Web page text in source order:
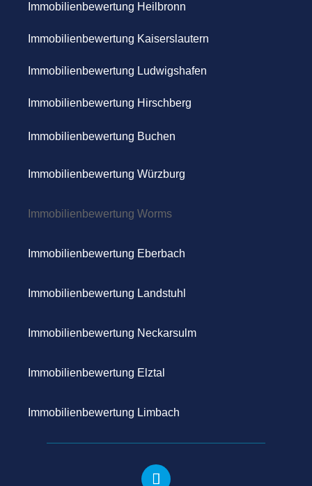
Immobilienbewertung Heilbronn
Immobilienbewertung Kaiserslautern
Immobilienbewertung Ludwigshafen
Immobilienbewertung Hirschberg
Immobilienbewertung Buchen
Immobilienbewertung Würzburg
Immobilienbewertung Worms
Immobilienbewertung Eberbach
Immobilienbewertung Landstuhl
Immobilienbewertung Neckarsulm
Immobilienbewertung Elztal
Immobilienbewertung Limbach